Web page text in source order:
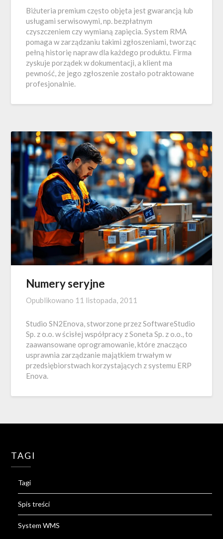
Biżuteria premium często objęta jest gwarancją lub
usługami serwisowymi, np. bezpłatnym
czyszczeniem czy wymianą zapięcia. System RMA
pomaga w zarządzaniu takimi zgłoszeniami, tworząc
pełną historię napraw dla każdego produktu. Firma
zyskuje porządek w dokumentacji, a klient ma
pewność, że jego zgłoszenie zostało potraktowane
profesjonalnie.
Numery seryjne
Opublikowano 11 listopada, 2011
Studio SN2Enova, stworzone przez SoftwareStudio
Sp. z o.o. w ścisłej współpracy z Soneta Sp. z o.o., to
zaawansowane oprogramowanie, które znacząco
usprawnia zarządzanie majątkiem trwałym w
przedsiębiorstwach korzystających z systemu ERP
Enova.
TAGI
Tagi
Spis treści
System WMS